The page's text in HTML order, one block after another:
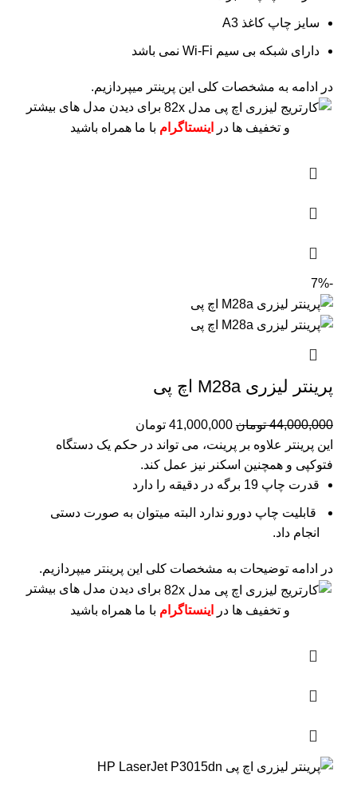
سایز چاپ کاغذ A3
دارای شبکه بی سیم Wi-Fi نمی باشد
در ادامه به مشخصات کلی این پرینتر میپردازیم.
برای دیدن مدل های بیشتر
و تخفیف ها در
اینستاگرام با ما همراه باشید
-7%
پرینتر لیزری M28a اچ پی
44,000,000 تومان 41,000,000 تومان
این پرینتر علاوه بر پرینت، می تواند در حکم یک دستگاه
فتوکپی و همچنین اسکنر نیز عمل کند.
قدرت چاپ 19 برگه در دقیقه را دارد
قابلیت چاپ دورو ندارد البته میتوان به صورت دستی
انجام داد.
در ادامه توضیحات به مشخصات کلی این پرینتر میپردازیم.
برای دیدن مدل های بیشتر
و تخفیف ها در
اینستاگرام با ما همراه باشید